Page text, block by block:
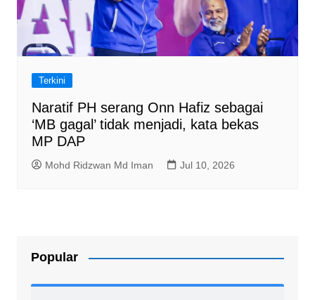
Terkini
Naratif PH serang Onn Hafiz sebagai
‘MB gagal’ tidak menjadi, kata bekas
MP DAP
Mohd Ridzwan Md Iman Jul 10, 2026
Popular